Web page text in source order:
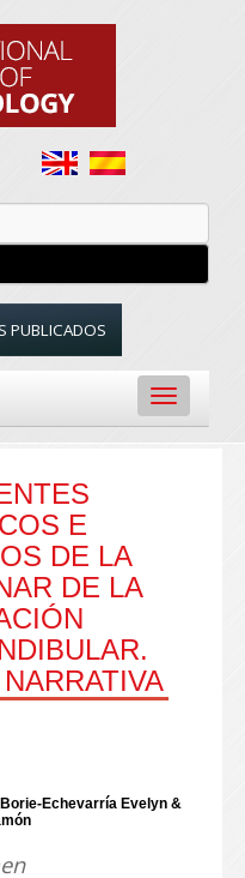
PUBLICADOS
Toggle
navigation
E
DE LA
DE LA
Echevarría Evelyn &